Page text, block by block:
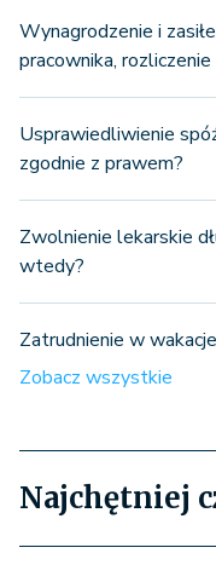
Wynagrodzenie i
pracownika,
Usprawiedliwienie
zgodnie z prawem?
Zwolnienie lekarskie
wtedy?
Zatrudnienie w
Zobacz wszystkie
Najchętniej